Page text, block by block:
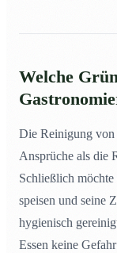
12 2. Lagerung
133.
15 5.
166. Hilfe
17 Was
Schritt 1:
Welche
Die Reinigung von
Ansprüche als die
Schließlich möchte
speisen und seine
hygienisch
Essen keine